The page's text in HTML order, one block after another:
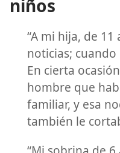
niños
“A mi hija, de
noticias;
En cierta
hombre que
familiar, y esa
también le